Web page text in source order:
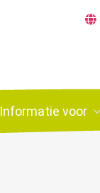
Informatie voor